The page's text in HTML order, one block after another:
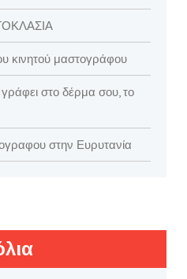
κινητού μαστογράφου
στο δέρμα σου, το
στην Ευρυτανία